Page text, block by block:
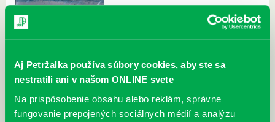
Aj Petržalka používa súbory cookies, aby ste sa
nestratili ani v našom ONLINE svete
Na prispôsobenie obsahu alebo reklám, správne
fungovanie prepojených sociálnych médií a analýzu